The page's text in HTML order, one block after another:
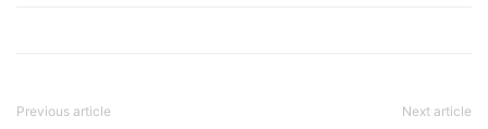
Previous article Next article